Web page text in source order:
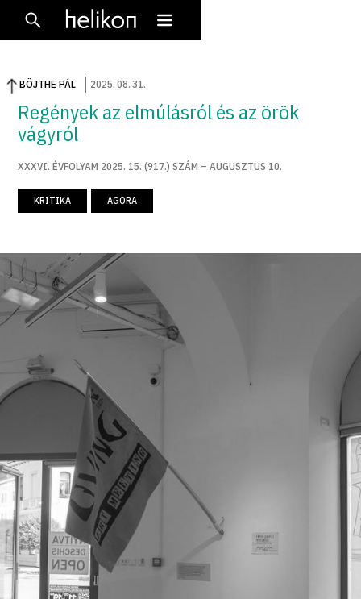
BÖJTHE PÁL 2025.08.31.
Regények az elmúlásról és az örök
vágyról
XXXVI. ÉVFOLYAM 2025. 15. (917.) SZÁM – AUGUSZTUS 10.
KRITIKA AGORA